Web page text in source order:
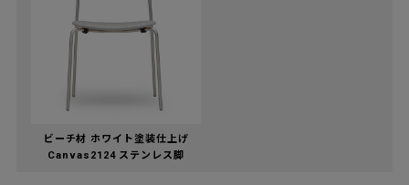
ビーチ材 ホワイト塗装仕上げ
Canvas2124 ステンレス脚